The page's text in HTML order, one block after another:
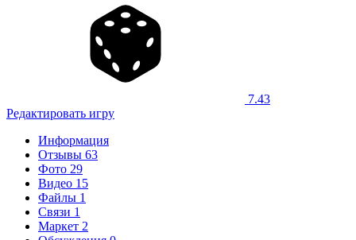
7.43
Редактировать игру
Информация
Отзывы 63
Фото 29
Видео 15
Файлы 1
Связи 1
Маркет 2